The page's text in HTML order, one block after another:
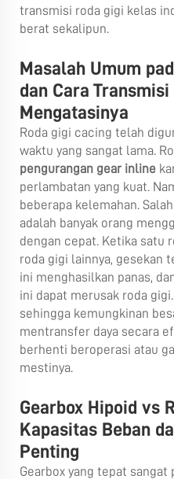
transmisi roda gigi kelas
berat sekalipun.
Masalah Umum
dan Cara
Mengatasinya
Roda gigi cacing telah
waktu yang sangat lama.
pengurangan gear inline
perlambatan yang kuat.
beberapa kelemahan.
adalah banyak orang
dengan cepat. Ketika satu
roda gigi lainnya, gesekan
ini menghasilkan panas,
ini dapat merusak roda
sehingga kemungkinan
mentransfer daya secara
berhenti beroperasi atau
mestinya.
Gearbox Hipoid vs
Kapasitas Beban
Penting
Gearbox yang tepat